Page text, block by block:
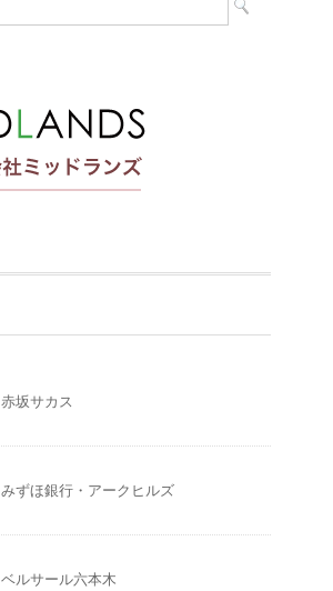
赤坂サカス
みずほ銀行・アークヒルズ
ベルサール六本木